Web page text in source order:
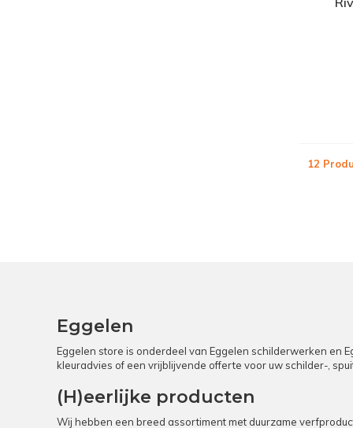
12
Eggelen
Eggelen store is onderdeel van Eggelen schilderwerken en
kleuradvies of een vrijblijvende offerte voor uw schilder-,
(H)eerlijke producten
Wij hebben een breed assortiment met duurzame